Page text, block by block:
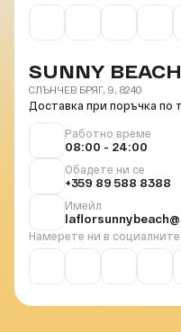
SUNNY BEACH
СЛЪНЧЕВ БРЯГ, 9, 8240
Доставка при поръчка по
Работно време
08:00 - 24:00
Обадете ни се
+359 89 588 8388
Имейл
Намерете ни в